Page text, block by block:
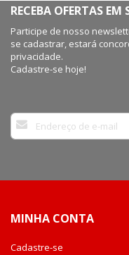
RECEBA OFERTAS EM
Participe de nosso
se cadastrar, estará
privacidade.
Cadastre-se hoje!
Inscreva-
se
na
MINHA CONTA
Cadastre-se